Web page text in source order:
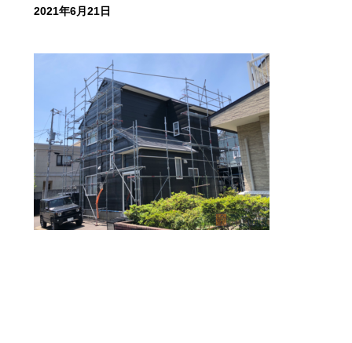
2021年6月21日